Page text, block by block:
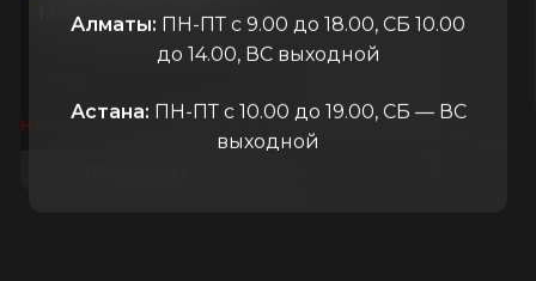
Мобильная АЗС 1 м/
куб, 220 вольт
Нет в наличии 240.000 ₸
Алматы: ПН-ПТ с 9.00 до 18.00, СБ 10.00
до 14.00, ВС выходной
Астана: ПН-ПТ с 10.00 до 19.00, СБ — ВС
выходной